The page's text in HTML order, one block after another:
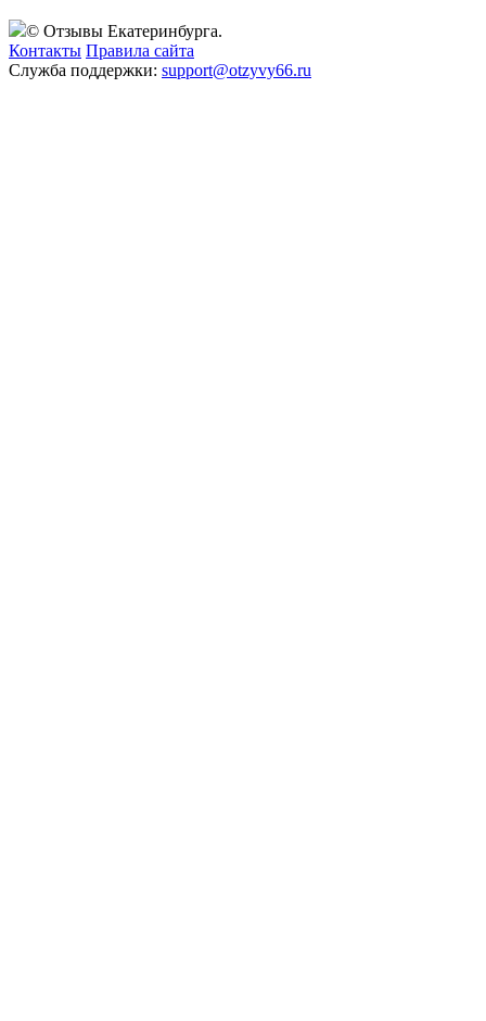
© Отзывы Екатеринбурга.
Контакты Правила сайта
Служба поддержки: support@otzyvy66.ru